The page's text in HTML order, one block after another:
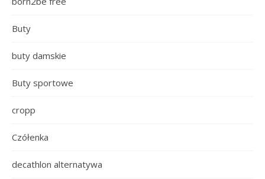
Buty
buty damskie
Buty sportowe
cropp
Czółenka
decathlon alternatywa